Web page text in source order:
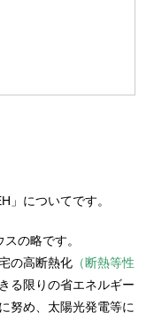
」についてです。
の略です。
の高断熱化 （断熱等性
る限りの省エネルギー
に努め、太陽光発電等に